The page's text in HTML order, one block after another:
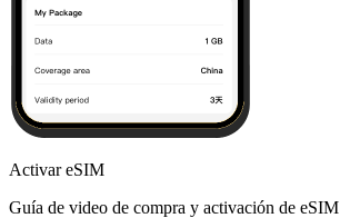
Activar eSIM
Guía de video de compra y activación de eSIM